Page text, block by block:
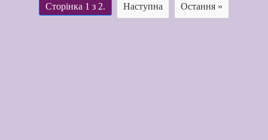
Сторінка 1 з 2. Наступна Остання »